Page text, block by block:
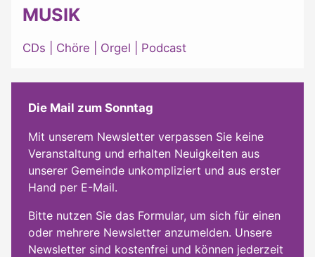
MUSIK
CDs Chöre Orgel Podcast
Die Mail zum Sonntag
Mit unserem Newsletter verpassen Sie keine
Veranstaltung und erhalten Neuigkeiten aus
unserer Gemeinde unkompliziert und aus erster
Hand per E-Mail.
Bitte nutzen Sie das Formular, um sich für einen
oder mehrere Newsletter anzumelden. Unsere
Newsletter sind kostenfrei und können jederzeit